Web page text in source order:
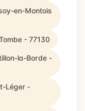
en-Montois
- 77130
la-Borde -
Léger -